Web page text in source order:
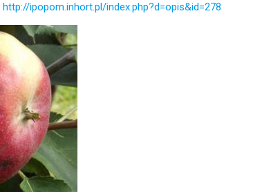
http://ipopom.inhort.pl/index.php?d=opis&id=278